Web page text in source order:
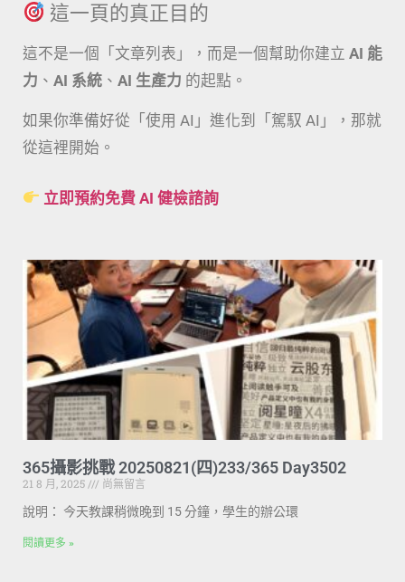
這一頁的真正目的
這不是一個「文章列表」，而是一個幫助你建立 AI 能
力 、 AI 系統 、 AI 生產力 的起點。
如果你準備好從「使用 AI」進化到「駕馭 AI」，那就
從這裡開始。
立即預約免費 AI 健檢諮詢
365攝影挑戰 20250821(四)233/365 Day3502
21 8 月, 2025
尚無留言
說明： 今天教課稍微晚到 15 分鐘，學生的辦公環
閱讀更多 »